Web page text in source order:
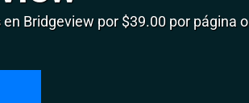
Bridgeview por $39.00 por página o